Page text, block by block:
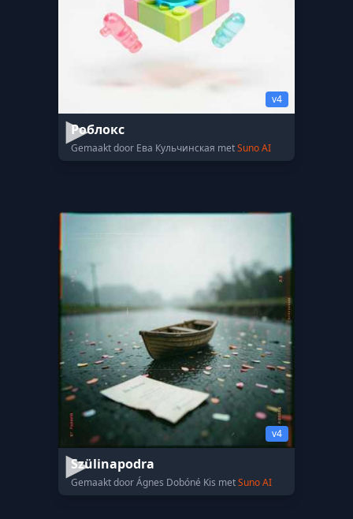
v4
Роблокс
Gemaakt door Ева Кульчинская metSuno AI
v4
Szülinapodra
Gemaakt door Ágnes Dobóné Kis metSuno AI